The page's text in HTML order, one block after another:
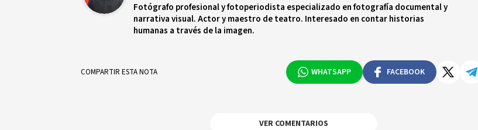
Fotógrafo profesional y fotoperiodista especializado en fotografía documental y
narrativa visual. Actor y maestro de teatro. Interesado en contar historias
humanas a través de la imagen.
COMPARTIR ESTA NOTA WHATSAPP FACEBOOK
VER COMENTARIOS